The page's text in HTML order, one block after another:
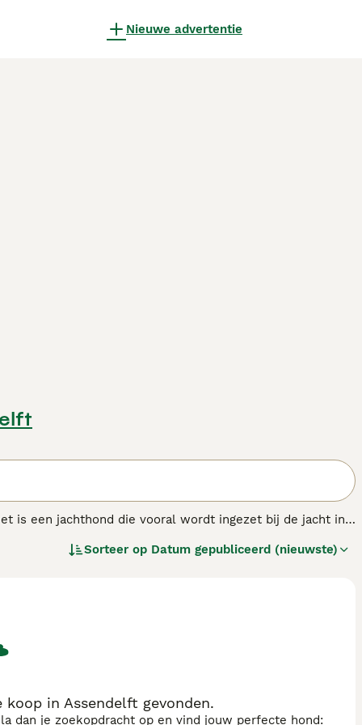
Nieuwe advertentie
is een jachthond die vooral wordt ingezet bij de jacht in
Duitsland.
Sorteer op Datum gepubliceerd (nieuwste)
koop in Assendelft gevonden.
dan je zoekopdracht op en vind jouw perfecte hond: